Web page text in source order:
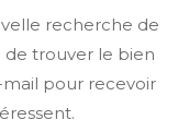
recherche de
de trouver le bien
pour recevoir